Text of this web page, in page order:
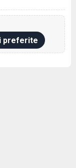
preferite